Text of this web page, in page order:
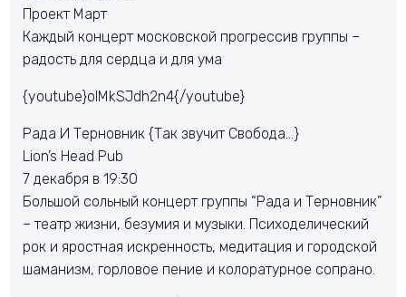
Проект Март
Каждый концерт московской прогрессив группы –
радость для сердца и для ума
{youtube}olMkSJdh2n4{/youtube}
Рада И Терновник {Так звучит Свобода…}
Lion’s Head Pub
7 декабря в 19:30
Большой сольный концерт группы “Рада и Терновник”
– театр жизни, безумия и музыки. Психоделический
рок и яростная искренность, медитация и городской
шаманизм, горловое пение и колоратурное сопрано.